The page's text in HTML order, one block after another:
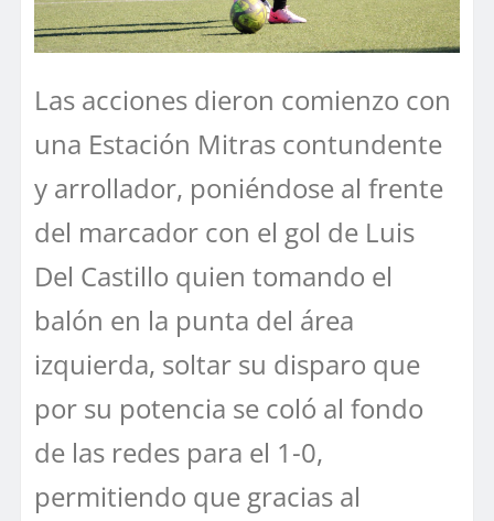
Las acciones dieron comienzo con
una Estación Mitras contundente
y arrollador, poniéndose al frente
del marcador con el gol de Luis
Del Castillo quien tomando el
balón en la punta del área
izquierda, soltar su disparo que
por su potencia se coló al fondo
de las redes para el 1-0,
permitiendo que gracias al